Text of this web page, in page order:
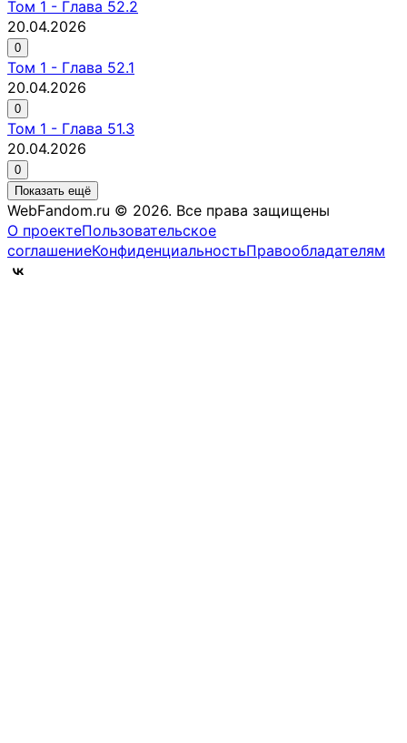
Том 1 - Глава 52.2
20.04.2026
0
Том 1 - Глава 52.1
20.04.2026
0
Том 1 - Глава 51.3
20.04.2026
0
Показать ещё
WebFandom.ru © 2026. Все права защищены
О проектеПользовательское
соглашениеКонфиденциальностьПравообладателям